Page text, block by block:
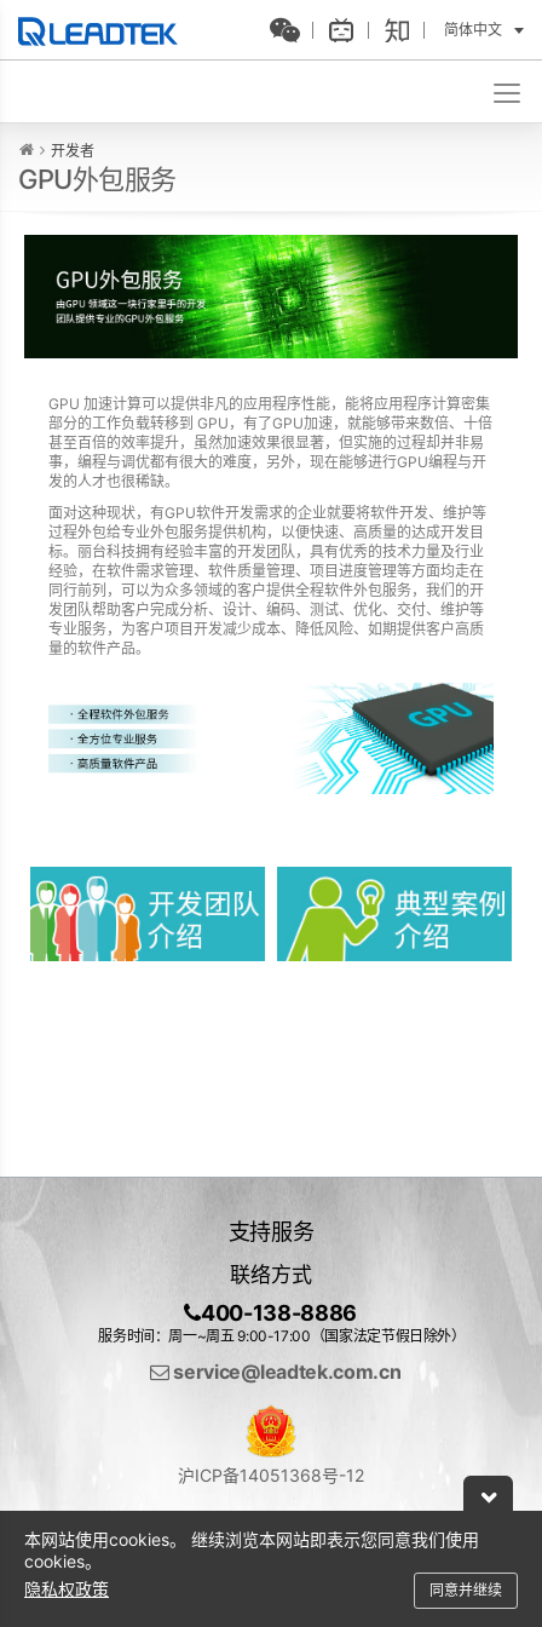
简体中文
开发者
GPU外包服务
GPU 加速计算可以提供非凡的应用程序性能，能将应用程序计算密集
部分的工作负载转移到 GPU，有了GPU加速，就能够带来数倍、十倍
甚至百倍的效率提升，虽然加速效果很显著，但实施的过程却并非易
事，编程与调优都有很大的难度，另外，现在能够进行GPU编程与开
发的人才也很稀缺。
面对这种现状，有GPU软件开发需求的企业就要将软件开发、维护等
过程外包给专业外包服务提供机构，以便快速、高质量的达成开发目
标。丽台科技拥有经验丰富的开发团队，具有优秀的技术力量及行业
经验，在软件需求管理、软件质量管理、项目进度管理等方面均走在
同行前列，可以为众多领域的客户提供全程软件外包服务，我们的开
发团队帮助客户完成分析、设计、编码、测试、优化、交付、维护等
专业服务，为客户项目开发减少成本、降低风险、如期提供客户高质
量的软件产品。
支持服务
联络方式
400-138-8886
服务时间：周一~周五 9:00-17:00（国家法定节假日除外）
service@leadtek.com.cn
沪ICP备14051368号-12
本网站使用cookies。 继续浏览本网站即表示您同意我们使用
cookies。
隐私权政策
同意并继续